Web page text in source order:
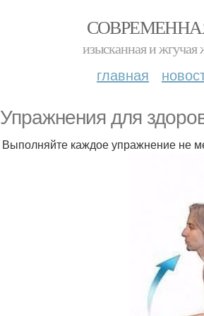
изысканная и жгучая
главная
Упражнения для
Выполняйте каждое упражнение не